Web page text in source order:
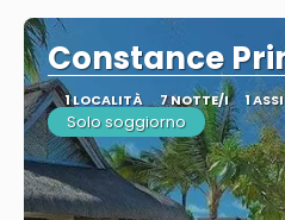
Constance
1 LOCALITÀ 7 NOTTE/I 1
Solo soggiorno